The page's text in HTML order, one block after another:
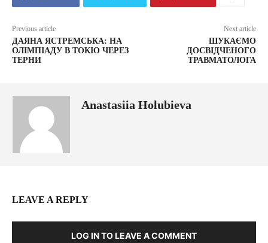
Previous article
ДАЯНА ЯСТРЕМСЬКА: НА
ОЛІМПІАДУ В ТОКІО ЧЕРЕЗ
ТЕРНИ
Next article
ШУКАЄМО
ДОСВІДЧЕНОГО
ТРАВМАТОЛОГА
Anastasiia Holubieva
LEAVE A REPLY
LOG IN TO LEAVE A COMMENT